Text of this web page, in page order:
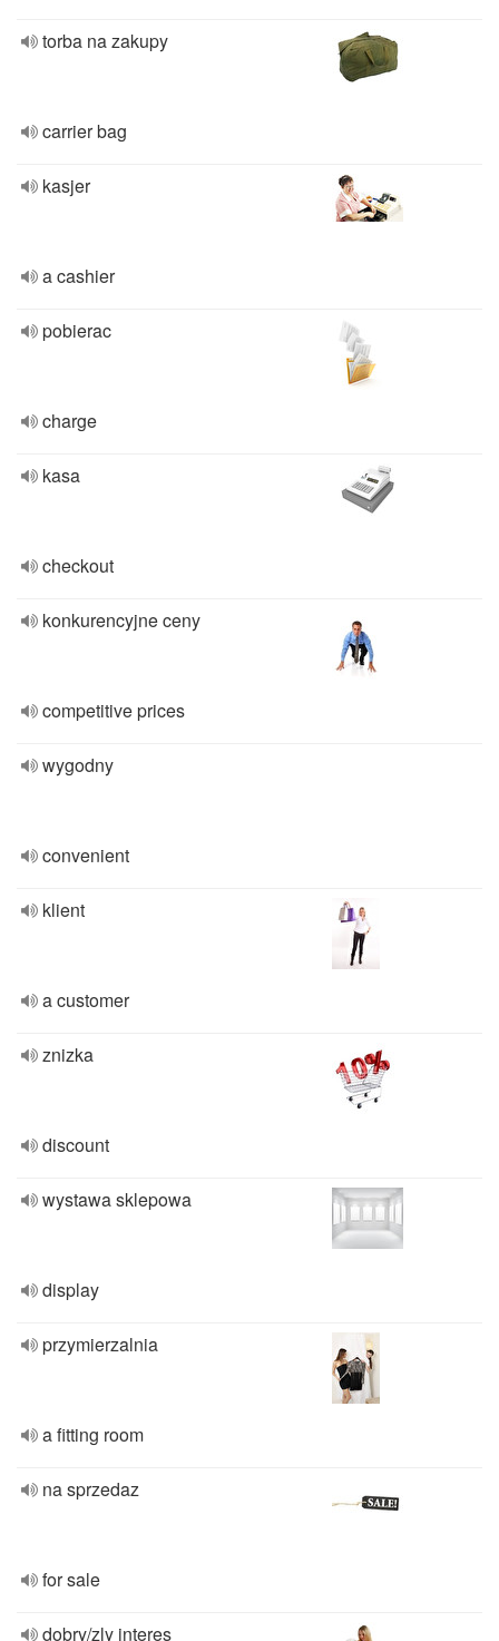
torba na zakupy
carrier bag
kasjer
a cashier
pobierac
charge
kasa
checkout
konkurencyjne ceny
competitive prices
wygodny
convenient
klient
a customer
znizka
discount
wystawa sklepowa
display
przymierzalnia
a fitting room
na sprzedaz
for sale
dobry/zly interes